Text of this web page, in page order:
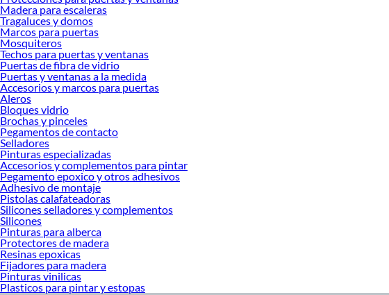
Madera para escaleras
Tragaluces y domos
Marcos para puertas
Mosquiteros
Techos para puertas y ventanas
Puertas de fibra de vidrio
Puertas y ventanas a la medida
Accesorios y marcos para puertas
Aleros
Bloques vidrio
Brochas y pinceles
Pegamentos de contacto
Selladores
Pinturas especializadas
Accesorios y complementos para pintar
Pegamento epoxico y otros adhesivos
Adhesivo de montaje
Pistolas calafateadoras
Silicones selladores y complementos
Silicones
Pinturas para alberca
Protectores de madera
Resinas epoxicas
Fijadores para madera
Pinturas vinilicas
Plasticos para pintar y estopas